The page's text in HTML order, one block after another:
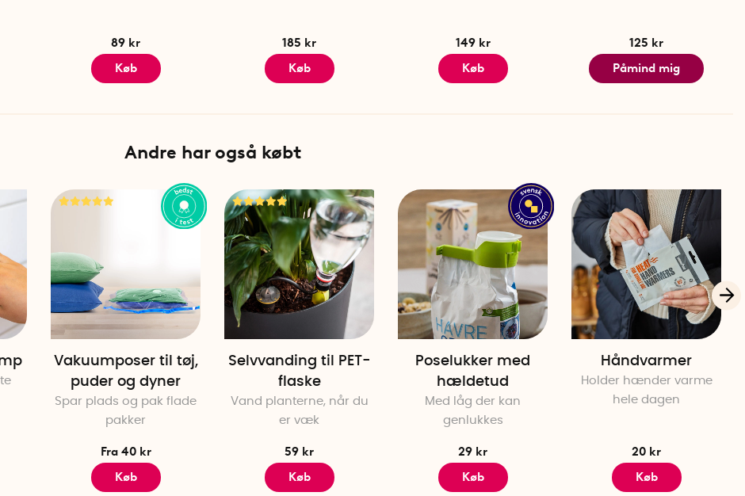
89 kr
Køb
185 kr
Køb
149 kr
Køb
125 kr
Påmind mig
Andre har også købt
Vakuumposer til tøj,
puder og dyner
Spar plads og pak flade
pakker
Fra 40 kr
Køb
Selvvanding til PET-
flaske
Vand planterne, når du
er væk
59 kr
Køb
Poselukker med
hældetud
Med låg der kan
genlukkes
29 kr
Køb
Håndvarmer
Holder hænder varme
hele dagen
20 kr
Køb